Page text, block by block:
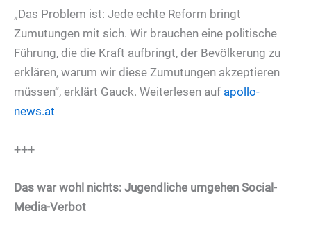
„Das Problem ist: Jede echte Reform bringt
Zumutungen mit sich. Wir brauchen eine politische
Führung, die die Kraft aufbringt, der Bevölkerung zu
erklären, warum wir diese Zumutungen akzeptieren
müssen“, erklärt Gauck. Weiterlesen auf apollo-
news.at
+++
Das war wohl nichts: Jugendliche umgehen Social-
Media-Verbot